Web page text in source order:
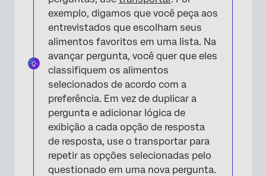
exemplo, digamos que você peça aos
entrevistados que escolham seus
alimentos favoritos em uma lista. Na
avançar pergunta, você quer que eles
classifiquem os alimentos
selecionados de acordo com a
preferência. Em vez de duplicar a
pergunta e adicionar lógica de
exibição a cada opção de resposta
de resposta, use o transportar para
repetir as opções selecionadas pelo
questionado em uma nova pergunta.